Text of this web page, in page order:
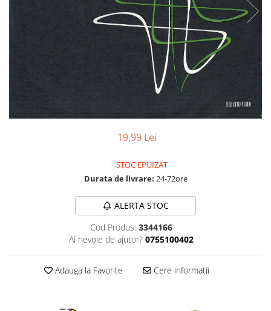
Viniluri Românești
Colecția Electrecord
19,99 Lei
STOC EPUIZAT
Durata de livrare: 24-72ore
ALERTA STOC
Cod Produs: 3344166
Ai nevoie de ajutor? 0755100402
Adauga la Favorite Cere informatii